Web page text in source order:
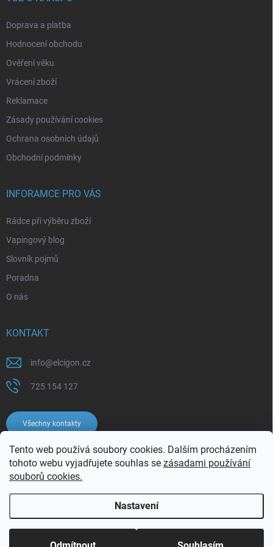
Tento web používá soubory cookies. Dalším procházením
tohoto webu vyjadřujete souhlas se zásadami používání
souborů cookies.
Nastavení
Doprava a platba
Hodnocení obchodu
Ověření věku
Vrácení zboží
Reklamace
Zásady používání cookies
Ochrana osobních údajů
Obchodní podmínky
INFORAMCE PRO VÁS
Rádce při výběru zboží
Vapingový blog
Slovník pojmů
Poradna
O nás
KONTAKT
info@elcigon.cz
725 154 127
Všechny kontakty
Copyright 2026Elcigon.cz. Všechna práva vyhrazena.Upravit nastavení
cookies